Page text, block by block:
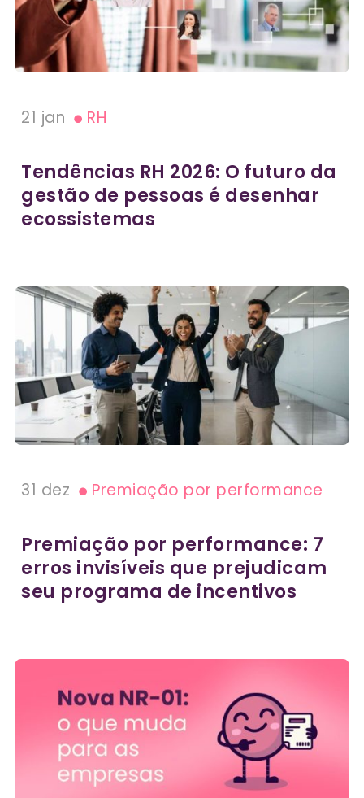
Tendências RH 2026: O futuro da
gestão de pessoas é desenhar
ecossistemas
21 jan RH
Premiação por performance: 7
erros invisíveis que prejudicam
seu programa de incentivos
31 dez Premiação por performance